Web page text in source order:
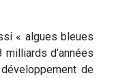
« algues bleues
d’années
de